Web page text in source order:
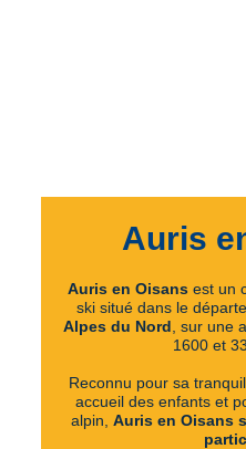
Auris
Auris en Oisansest un
ski situé dans le
Alpes du Nord , sur une
1600 et
Reconnu pour sa
accueil des enfants et
alpin,Auris en Oisans